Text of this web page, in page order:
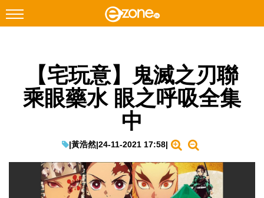
Facebook Instagram
科技焦點
教學評測
EduTech
【宅玩意】鬼滅之刃聯
乘眼藥水 眼之呼吸全集
中
|黃浩然|24-11-2021 17:58|